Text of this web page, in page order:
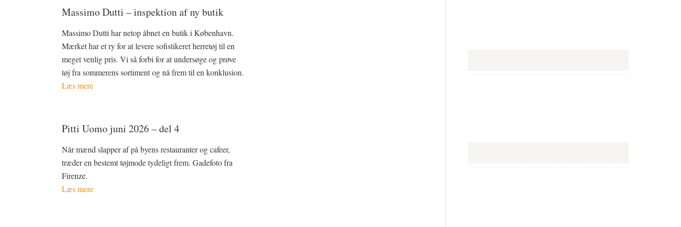
Massimo Dutti – inspektion af ny butik
Massimo Dutti har netop åbnet en butik i København.
Mærket har et ry for at levere sofistikeret herretøj til en
meget venlig pris. Vi så forbi for at undersøge og prøve
tøj fra sommerens sortiment og nå frem til en konklusion.
Læs mere
Pitti Uomo juni 2026 – del 4
Når mænd slapper af på byens restauranter og cafeer,
træder en bestemt tøjmode tydeligt frem. Gadefoto fra
Firenze.
Læs mere